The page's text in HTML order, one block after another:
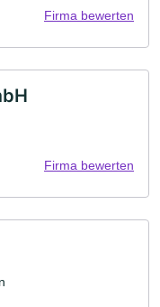
Firma bewerten
Firma bewerten